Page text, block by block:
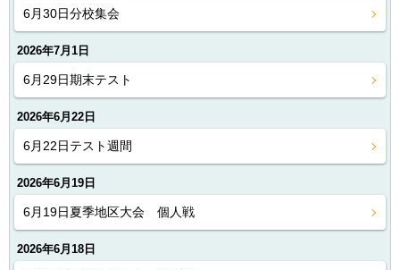
6月30日分校集会
2026年7月1日
6月29日期末テスト
2026年6月22日
6月22日テスト週間
2026年6月19日
6月19日夏季地区大会 個人戦
2026年6月18日